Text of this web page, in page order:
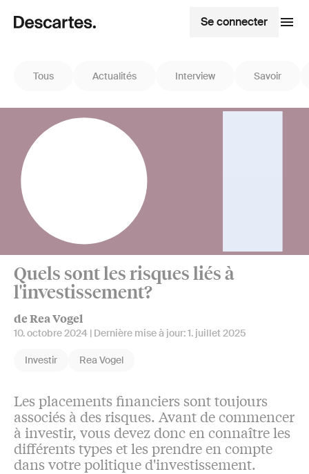
Se connecter
Tous Actualités Interview Savoir
Quels sont les risques liés à
l'investissement?
de Rea Vogel
10. octobre 2024 | Dernière mise à jour:1. juillet 2025
Investir Rea Vogel
Les placements financiers sont toujours
associés à des risques. Avant de commencer
à investir, vous devez donc en connaître les
différents types et les prendre en compte
dans votre politique d'investissement.